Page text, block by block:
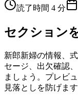
読了時間 4 分
セクション
新郎新婦の情報、
セージ、出欠確認
ましょう。プレビ
見落としを防げます